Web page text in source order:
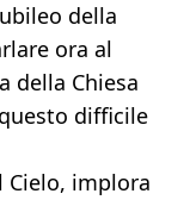
della
ora al
della Chiesa
difficile
Cielo, implora